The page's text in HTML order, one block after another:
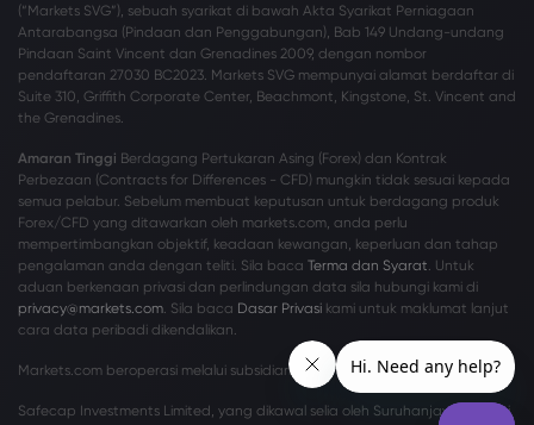
(“Markets SVG”), sebuah syarikat di bawah Akta Syarikat Perniagaan
Antarabangsa (Pindaan dan Penggabungan), Bab 149 Undang-undang
Pindaan Saint Vincent dan Grenadines 2009, dengan nombor
pendaftaran 27030 BC2023. Markets SVG mempunyai alamat berdaftar di
Suite 310, Griffith Corporate Center, Beachmont, Kingstone, St. Vincent and
the Grenadines.
Amaran Tinggi Berdagang Pertukaran Asing (Forex) dan Kontrak
Perbezaan (Contracts for Differences - CFD) mungkin tidak sesuai kepada
semua pelabur. Sebelum membuat keputusan untuk berdagang produk
Forex/CFD yang ditawarkan oleh markets.com, anda perlu
mempertimbangkan objektif, keadaan kewangan, keperluan dan tahap
pengalaman anda dengan teliti. Sila baca Terma dan Syarat. Untuk
aduan berkenaan privasi dan perlindungan data sila hubungi kami di
privacy@markets.com. Sila baca Dasar Privasi kami untuk maklumat lanjut
cara data peribadi dikendalikan.
Markets.com beroperasi melalui subsidiari berikut:
Safecap Investments Limited, yang dikawal selia oleh Suruhanjaya Sekuriti